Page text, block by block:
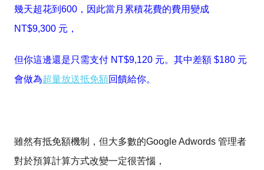
幾天超花到600，因此當月累積花費的費用變成
NT$9,300 元，
但你這邊還是只需支付 NT$9,120 元。 其中差額 $180 元
會做為超量放送抵免額回饋給你。
雖然有抵免額機制，但大多數的Google Adwords 管理者
對於預算計算方式改變一定很苦惱，